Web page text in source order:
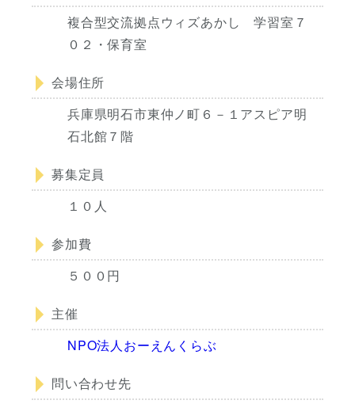
複合型交流拠点ウィズあかし 学習室７
０２・保育室
会場住所
兵庫県明石市東仲ノ町６－１アスピア明
石北館７階
募集定員
１０人
参加費
５００円
主催
NPO法人おーえんくらぶ
問い合わせ先